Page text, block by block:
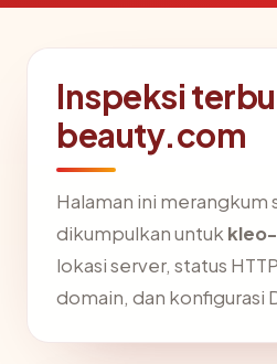
Inspeksi
beauty.com
Halaman ini merangkum
dikumpulkan untuk
lokasi server, status
domain, dan konfigurasi